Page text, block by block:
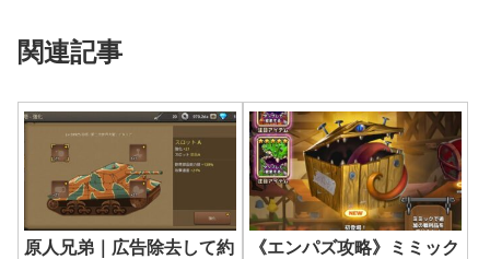
関連記事
原人兄弟｜広告除去して約
《エンパズ攻略》ミミック